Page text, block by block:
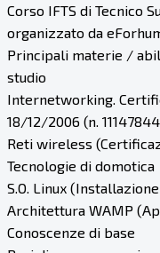
Corso IFTS di Tecnico
organizzato da
Principali materie /
studio
Internetworking.
18/12/2006 (n.
Reti wireless
Tecnologie di domotica
S.O. Linux
Architettura WAMP
Conoscenze di base